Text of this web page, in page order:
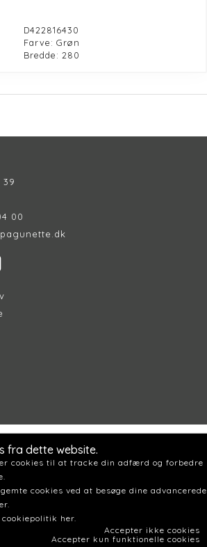
D422816430
Farve: Grøn
Bredde: 280
00
fra dette website.
cookies til at tracke din adfærd og forbedre
cookies ved at besøge dine advancerede
her.
Accepter ikke cookies
Accepter kun funktionelle cookies